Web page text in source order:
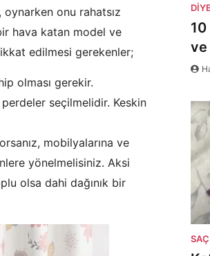
onu rahatsız
hava katan model ve
edilmesi gerekenler;
olması gerekir.
seçilmelidir. Keskin
mobilyalarına ve
yönelmelisiniz. Aksi
olsa dahi dağınık bir
ve